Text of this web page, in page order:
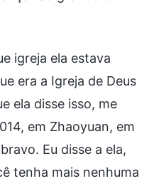
igreja ela estava
era a Igreja de Deus
ela disse isso, me
em Zhaoyuan, em
Eu disse a ela,
tenha mais nenhuma